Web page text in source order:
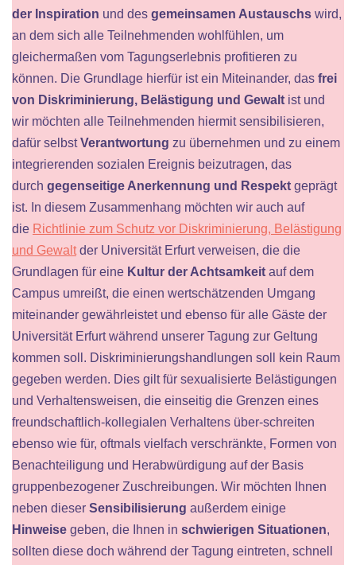
der Inspiration und des gemeinsamen Austauschs wird,
an dem sich alle Teilnehmenden wohlfühlen, um
gleichermaßen vom Tagungserlebnis profitieren zu
können. Die Grundlage hierfür ist ein Miteinander, das frei
von Diskriminierung, Belästigung und Gewalt ist und
wir möchten alle Teilnehmenden hiermit sensibilisieren,
dafür selbstVerantwortung zu übernehmen und zu einem
integrierenden sozialen Ereignis beizutragen, das
durch gegenseitige Anerkennung und Respekt geprägt
ist. In diesem Zusammenhang möchten wir auch auf
die Richtlinie zum Schutz vor Diskriminierung, Belästigung
und Gewaltder Universität Erfurt verweisen, die die
Grundlagen für eine Kultur der Achtsamkeit auf dem
Campus umreißt, die einen wertschätzenden Umgang
miteinander gewährleistet und ebenso für alle Gäste der
Universität Erfurt während unserer Tagung zur Geltung
kommen soll. Diskriminierungshandlungen soll kein Raum
gegeben werden. Dies gilt für sexualisierte Belästigungen
und Verhaltensweisen, die einseitig die Grenzen eines
freundschaftlich-kollegialen Verhaltens über-schreiten
ebenso wie für, oftmals vielfach verschränkte, Formen von
Benachteiligung und Herabwürdigung auf der Basis
gruppenbezogener Zuschreibungen. Wir möchten Ihnen
neben dieser Sensibilisierung außerdem einige
Hinweise geben, die Ihnen in schwierigen Situationen,
sollten diese doch während der Tagung eintreten, schnell